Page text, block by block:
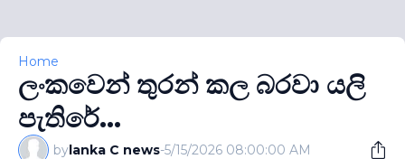
Home
ලංකවෙන් තුරන් කල බරවා යලි
පැතිරේ...
bylanka C news-5/15/2026 08:00:00 AM